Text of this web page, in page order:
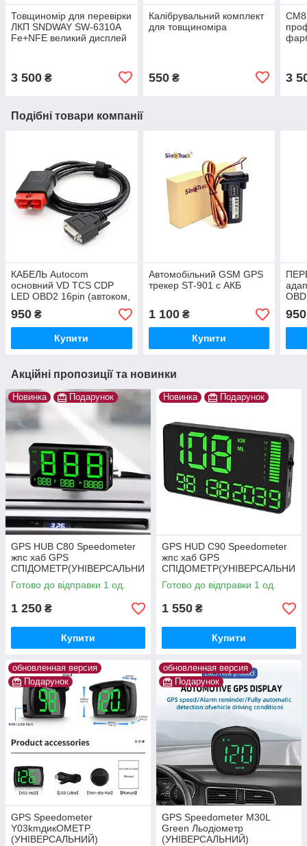
Товщиномір для перевірки
ЛКП SNDWAY SW-6310A
Fe+NFE великий дисплей
3 500 ₴
Калібрувальний комплект
для товщиноміра
550₴ 3
Подібні товари компанії
КАБЕЛЬ Autocom
основний VD TCS CDP
LED OBD2 16pin (автоком,
червоний)
950 ₴
Купити
Автомобільний GSM GPS
трекер ST-901 c АКБ
1 100₴
Купити
950
Акційні пропозиції та новинки
Новинка Подарунок
GPS HUB C80 Speedometer
жпс хаб GPS
СПІДОМЕТР(УНІВЕРСАЛЬНИ
Й)
Готово до відправки 1 од.
1 250 ₴
Купити
Новинка Подарунок
GPS HUD C90 Speedometer
жпс хаб GPS
СПІДОМЕТР(УНІВЕРСАЛЬНИ
Й)
Готово до відправки 1 од.
1 550 ₴
Купити
обновленная версия
Подарунок
GPS Speedometer
Y03kmдикОМЕТР
(УНІВЕРСАЛЬНИЙ)
обновленная версия
Подарунок
GPS Speedometer M30L
Green Льодіометр
(УНІВЕРСАЛЬНИЙ)